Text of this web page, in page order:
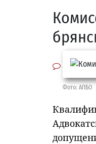
Фото: АПБО